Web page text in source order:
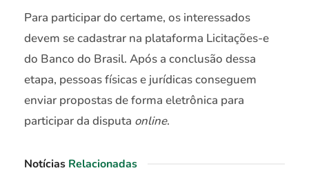
Para participar do certame, os interessados
devem se cadastrar na plataforma Licitações-e
do Banco do Brasil. Após a conclusão dessa
etapa, pessoas físicas e jurídicas conseguem
enviar propostas de forma eletrônica para
participar da disputa online.
Notícias Relacionadas